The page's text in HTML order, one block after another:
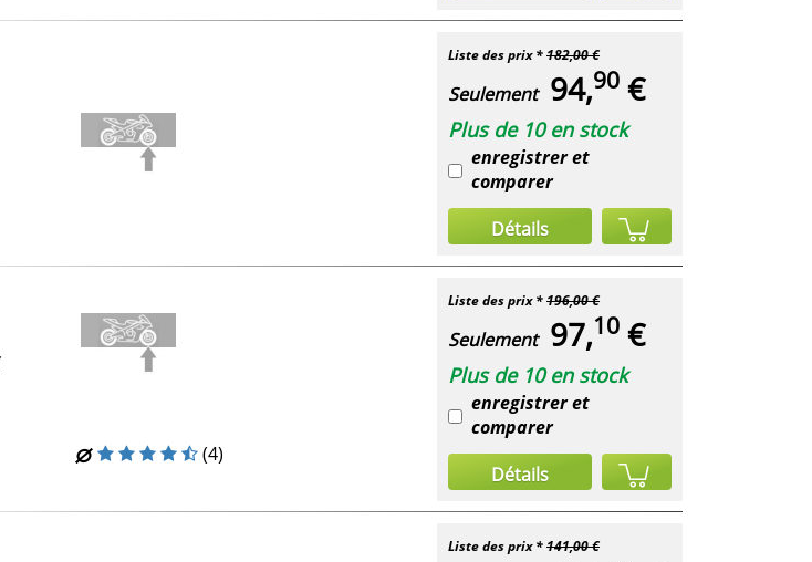
Liste des prix *182,00 €
Seulement 94,90 €
Plus de 10 en stock
enregistrer et
comparer
Détails
(4)
Liste des prix *196,00 €
Seulement 97,10 €
Plus de 10 en stock
enregistrer et
comparer
Détails
Liste des prix *141,00 €